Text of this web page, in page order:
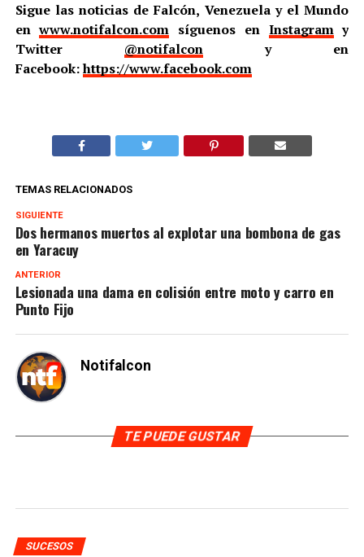
Sigue las noticias de Falcón, Venezuela y el Mundo
enwww.notifalcon.com síguenos en Instagramy
Twitter @notifalcony en
Facebook:https://www.facebook.com
TEMAS RELACIONADOS
SIGUIENTE
Dos hermanos muertos al explotar una bombona de gas
en Yaracuy
ANTERIOR
Lesionada una dama en colisión entre moto y carro en
Punto Fijo
Notifalcon
TE PUEDE GUSTAR
SUCESOS